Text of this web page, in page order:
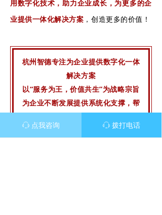
用数字化技术，助力企业成长，为更多的企
业提供一体化解决方案 ，创造更多的价值！
杭州智德专注为企业提供数字化一体
解决方案
以“服务为王，价值共生”为战略宗旨
为企业不断发展提供系统化支撑，帮
如需项目合作请扫描以下二维码咨询
ꁱ 点我咨询 ꁱ 拨打电话